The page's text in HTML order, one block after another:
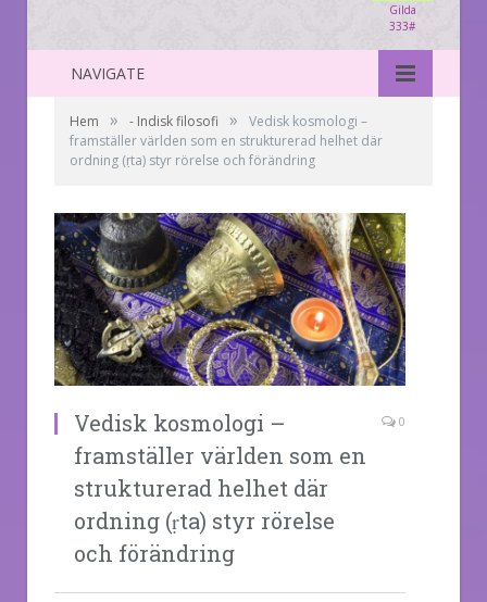
Gilda
333#
NAVIGATE
Hem » - Indisk filosofi »
Vedisk kosmologi –
framställer världen som en strukturerad helhet där
ordning (ṛta) styr rörelse och förändring
Vedisk kosmologi –
framställer världen som en
strukturerad helhet där
ordning (ṛta) styr rörelse
och förändring
0